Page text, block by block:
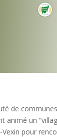
de
animé un
Vexin pour